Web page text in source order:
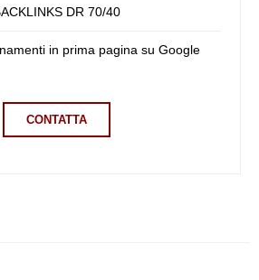
DR 70/40
in prima pagina su Google
CONTATTA